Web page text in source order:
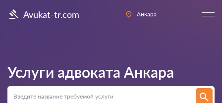
Avukat-tr.com Анкара
Услуги адвоката Анкара